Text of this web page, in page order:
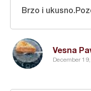
Vesna
December
Brzo i